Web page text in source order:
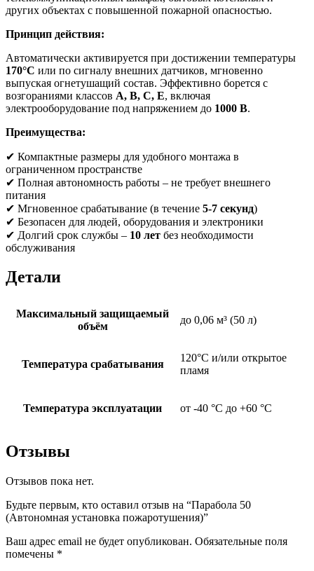
других объектах с повышенной пожарной опасностью.
Принцип действия:
Автоматически активируется при достижении температуры
170°С или по сигналу внешних датчиков, мгновенно
выпуская огнетушащий состав. Эффективно борется с
возгораниями классов A, B, C, E, включая
электрооборудование под напряжением до 1000 В.
Преимущества:
✔ Компактные размеры для удобного монтажа в
ограниченном пространстве
✔ Полная автономность работы – не требует внешнего
питания
✔ Мгновенное срабатывание (в течение 5-7 секунд)
✔ Безопасен для людей, оборудования и электроники
✔ Долгий срок службы – 10 лет без необходимости
обслуживания
Детали
Максимальный защищаемый
объём
до 0,06 м³ (50 л)
Температура срабатывания
120°С и/или открытое
пламя
Температура эксплуатации от -40 °C до +60 °C
Отзывы
Отзывов пока нет.
Будьте первым, кто оставил отзыв на “Парабола 50
(Автономная установка пожаротушения)”
Ваш адрес email не будет опубликован. Обязательные поля
помечены *